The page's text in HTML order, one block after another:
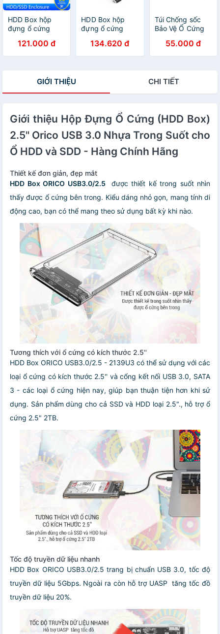
HDD Box hộp
đựng ổ cứng
2.5 inch cổng
Sata 3.0 và USB
Hàng Chính Hãng
121.000 đ
HDD Box hộp
đựng ổ cứng
2,5 inch Hộp
đựng ổ cứng
134.620 đ
Túi Chống sốc
Bảo Vệ Ổ Cứng
(Màu đen, xanh,
hồng)
55.000 đ
GIỚI THIỆU CHI TIẾT
Giới thiệu Hộp Đựng Ổ Cứng (HDD Box)
2.5" Orico USB 3.0 Nhựa Trong Suốt cho
Ổ HDD và SDD - Hàng Chính Hãng
Thiết kế đơn giản, đẹp mắt
HDD Box ORICO USB3.0/2.5
được thiết kế trong suốt nhìn
thấy được ổ cứng bên trong. Kiểu dáng nhỏ gọn, mang tính di
động cao, bạn có thể mang theo sử dụng bất kỳ khi nào.
Tương thích với ổ cứng có kích thước 2.5''
HDD Box ORICO USB3.0/2.5 - 2139U3 có thể sử dụng với các
loại ổ cứng có kích thước 2.5'' và cổng kết nối USB 3.0, SATA
3 - các loại ổ cứng hiện nay, giúp bạn thuận tiện hơn khi sử
dụng. Sản phẩm dùng cho cả SSD và HDD loại 2.5"., hỗ trợ ổ
cứng 2.5" 2TB.
Tốc độ truyền dữ liệu nhanh
HDD Box ORICO USB3.0/2.5 trang bị chuẩn USB 3.0, tốc độ
truyền dữ liệu 5Gbps. Ngoài ra còn hỗ trợ UASP tăng tốc đồ
truyền dữ liệu 20%.